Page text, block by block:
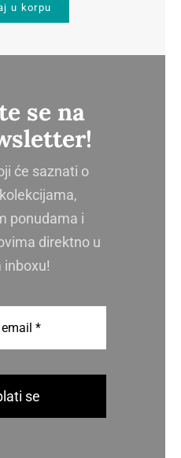
u korpu
se na
će saznati o
ponudama i
direktno u
inboxu!
se